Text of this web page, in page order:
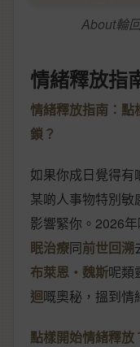
About輪
情緒釋放指
情緒釋放指南：點
鎖？
如果你成日覺得有
某啲人事物特別敏
影響緊你。2026
眠治療同前世回溯
布萊恩‧魏斯呢類
迴嘅奧秘，搵到情
點樣開始情緒釋放